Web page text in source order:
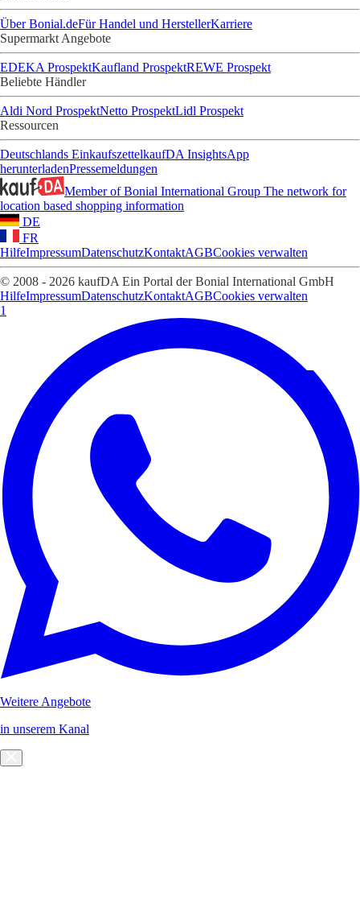
Über Bonial.deFür Handel und HerstellerKarriere
Supermarkt Angebote
EDEKA ProspektKaufland ProspektREWE Prospekt
Beliebte Händler
Aldi Nord ProspektNetto ProspektLidl Prospekt
Ressourcen
Deutschlands EinkaufszettelkaufDA InsightsApp
herunterladenPressemeldungen
Member of Bonial International Group The network for
location based shopping information
DE
FR
HilfeImpressumDatenschutzKontaktAGBCookies verwalten
© 2008 - 2026 kaufDA Ein Portal der Bonial International GmbH
HilfeImpressumDatenschutzKontaktAGBCookies verwalten
1
Weitere Angebote
in unserem Kanal